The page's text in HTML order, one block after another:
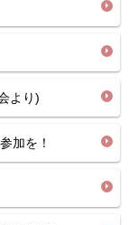
より)
加を！